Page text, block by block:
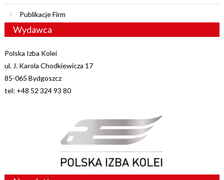
Publikacje Firm
Wydawca
Polska Izba Kolei
ul. J. Karola Chodkiewicza 17
85-065 Bydgoszcz
tel: +48 52 324 93 80